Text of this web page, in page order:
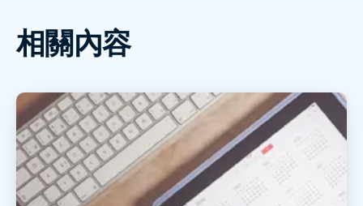
相關內容